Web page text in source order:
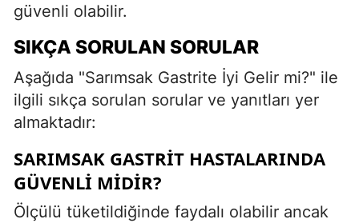
güvenli olabilir.
SIKÇA SORULAN SORULAR
Aşağıda "Sarımsak Gastrite İyi Gelir mi?" ile
ilgili sıkça sorulan sorular ve yanıtları yer
almaktadır:
SARIMSAK GASTRIT HASTALARINDA
GÜVENLI MIDIR?
Ölçülü tüketildiğinde faydalı olabilir ancak